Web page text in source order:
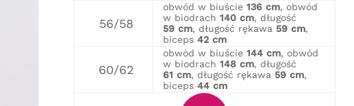
56/58
obwód w biuście 136 cm, obwód
w biodrach 140 cm, długość
59 cm, długość rękawa 59 cm,
biceps 42 cm
60/62
obwód w biuście 144 cm, obwód
w biodrach 148 cm, długość
61 cm, długość rękawa 59 cm,
biceps 44 cm